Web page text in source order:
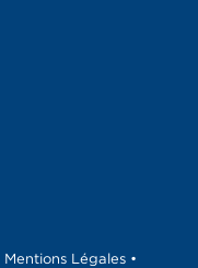
Mentions Légales •